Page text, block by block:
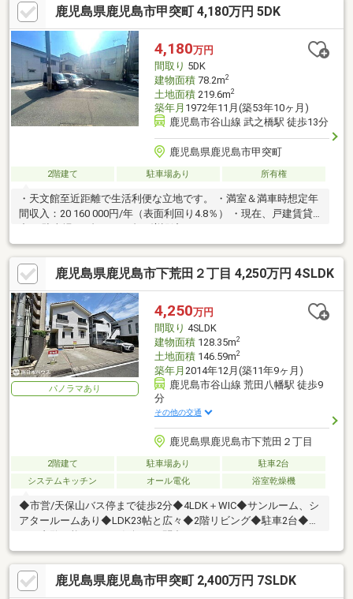
進められるよう全力でサポートいたします。まずはお気軽にご相
談ください！
鹿児島県鹿児島市甲突町 4,180万円 5DK
4,180万円
間取り 5DK
建物面積78.2m2
土地面積219.6m2
築年月 1972年11月(築53年10ヶ月)
鹿児島市谷山線 武之橋駅 徒歩13分
鹿児島県鹿児島市甲突町
2階建て 駐車場あり 所有権
・天文館至近距離で生活利便な立地です。 ・満室＆満車時想定年
間収入：20 160 000円/年（表面利回り4.8％） ・現在、戸建賃貸
鹿児島県鹿児島市下荒田２丁目 4,250万円 4SLDK
パノラマあり
4,250万円
間取り 4SLDK
建物面積128.35m2
土地面積146.59m2
築年月 2014年12月(築11年9ヶ月)
鹿児島市谷山線 荒田八幡駅 徒歩9
分
その他の交通
鹿児島県鹿児島市下荒田２丁目
2階建て 駐車場あり
駐車2台
システムキッチン
オール電化 浴室乾燥機
◆市営/天保山バス停まで徒歩2分◆4LDK＋WIC◆サンルーム、シ
アタールームあり◆LDK23帖と広々◆2階リビング◆駐車2台◆即
日ご内覧可能です！お気軽にお問合せください♪
鹿児島県鹿児島市甲突町 2,400万円 7SLDK